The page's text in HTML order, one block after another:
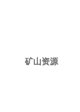
矿山资源